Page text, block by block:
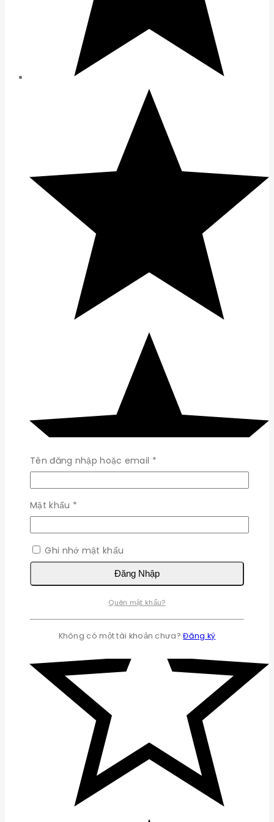
Tên đăng nhập hoặc email *Bắt
buộc
Mật khẩu *
buộc
Ghi nhớ mật khẩu
Đăng Nhập
Quên mật khẩu?
Không có một tài khoản chưa?Đăng ký